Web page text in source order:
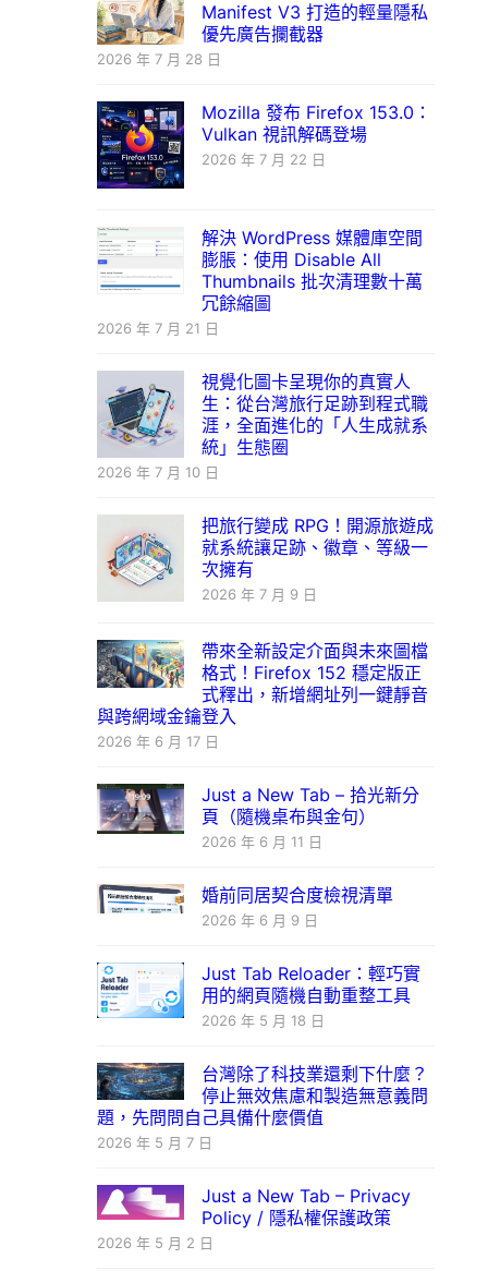
Manifest V3 打造的輕量隱私
優先廣告攔截器
2026 年 7 月 28 日
Mozilla 發布 Firefox 153.0：
Vulkan 視訊解碼登場
2026 年 7 月 22 日
解決 WordPress 媒體庫空間
膨脹：使用 Disable All
Thumbnails 批次清理數十萬
冗餘縮圖
2026 年 7 月 21 日
視覺化圖卡呈現你的真實人
生：從台灣旅行足跡到程式職
涯，全面進化的「人生成就系
統」生態圈
2026 年 7 月 10 日
把旅行變成 RPG！開源旅遊成
就系統讓足跡、徽章、等級一
次擁有
2026 年 7 月 9 日
帶來全新設定介面與未來圖檔
格式！Firefox 152 穩定版正
式釋出，新增網址列一鍵靜音
與跨網域金鑰登入
2026 年 6 月 17 日
Just a New Tab – 拾光新分
頁（隨機桌布與金句）
2026 年 6 月 11 日
婚前同居契合度檢視清單
2026 年 6 月 9 日
Just Tab Reloader：輕巧實
用的網頁隨機自動重整工具
2026 年 5 月 18 日
台灣除了科技業還剩下什麼？
停止無效焦慮和製造無意義問
題，先問問自己具備什麼價值
2026 年 5 月 7 日
Just a New Tab – Privacy
Policy / 隱私權保護政策
2026 年 5 月 2 日